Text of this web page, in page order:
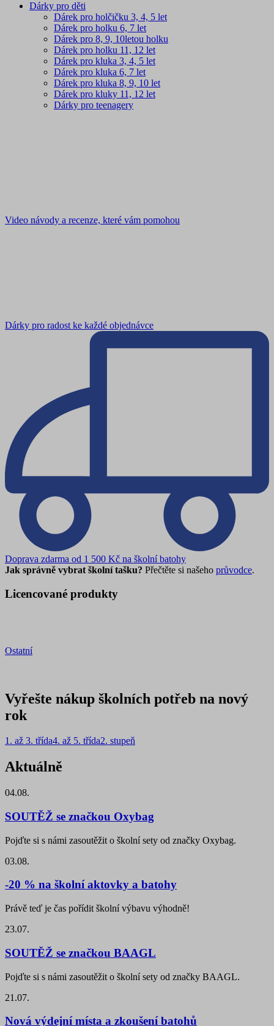
Dárky pro děti
Dárek pro holčičku 3, 4, 5 let
Dárek pro holku 6, 7 let
Dárek pro 8, 9, 10letou holku
Dárek pro holku 11, 12 let
Dárek pro kluka 3, 4, 5 let
Dárek pro kluka 6, 7 let
Dárek pro kluka 8, 9, 10 let
Dárek pro kluky 11, 12 let
Dárky pro teenagery
Video návody a recenze, které vám pomohou
Dárky pro radost ke každé objednávce
Doprava zdarma od 1 500 Kč na školní batohy
Jak správně vybrat školní tašku? Přečtěte si našeho průvodce.
Licencované produkty
Ostatní
Vyřešte nákup školních potřeb na nový
rok
1. až 3. třída4. až 5. třída2. stupeň
Aktuálně
04.08.
SOUTĚŽ se značkou Oxybag
Pojďte si s námi zasoutěžit o školní sety od značky Oxybag.
03.08.
-20 % na školní aktovky a batohy
Právě teď je čas pořídit školní výbavu výhodně!
23.07.
SOUTĚŽ se značkou BAAGL
Pojďte si s námi zasoutěžit o školní sety od značky BAAGL.
21.07.
Nová výdejní místa a zkoušení batohů